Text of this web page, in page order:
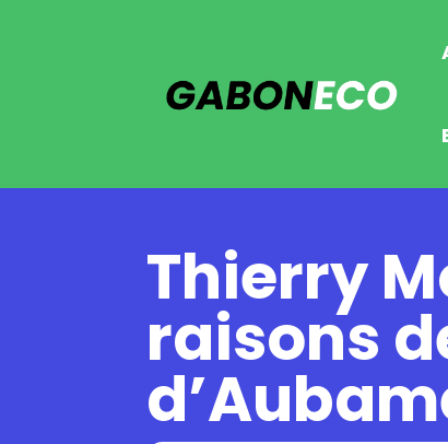
Thierry
raisons